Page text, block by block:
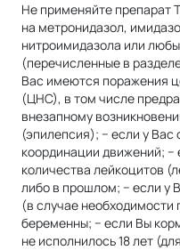
Не применяйте препарат
на метронидазол,
нитроимидазола или
(перечисленные в
Вас имеются поражения
(ЦНС), в том числе
внезапному
(эпилепсия); − если у
координации движений;
количества лейкоцитов
либо в прошлом; − если у
(в случае
беременны; − если Вы
не исполнилось 18 лет